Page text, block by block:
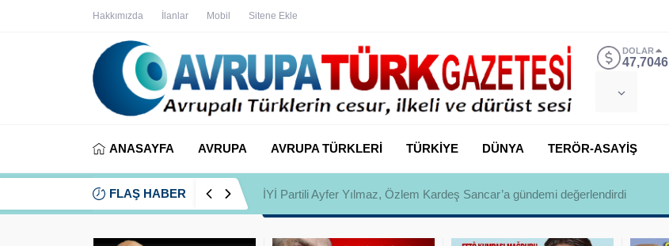
Hakkımızda İlanlar Mobil Sitene Ekle
DOLAR
47,7046
ANASAYFA AVRUPA AVRUPA TÜRKLERİ TÜRKİYE DÜNYA TERÖR-ASAYİŞ
FLAŞ HABER İYİ Partili Ayfer Yılmaz, Özlem Kardeş Sancar’a gündemi değerlendirdi